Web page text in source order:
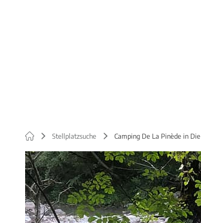
Stellplatzsuche Camping De La Pinède in Die